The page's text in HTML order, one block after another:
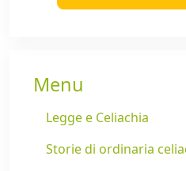
Menu
Legge e Celiachia
Storie di ordinaria